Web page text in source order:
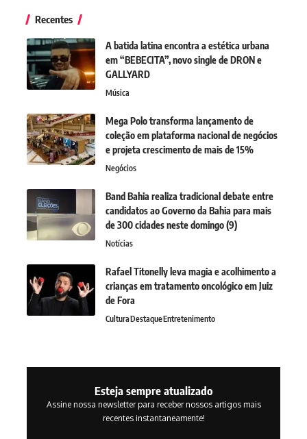
Recentes
A batida latina encontra a estética urbana
em “BEBECITA”, novo single de DRON e
GALLYARD
Música
Mega Polo transforma lançamento de
coleção em plataforma nacional de negócios
e projeta crescimento de mais de 15%
Negócios
Band Bahia realiza tradicional debate entre
candidatos ao Governo da Bahia para mais
de 300 cidades neste domingo (9)
Notícias
Rafael Titonelly leva magia e acolhimento a
crianças em tratamento oncológico em Juiz
de Fora
CulturaDestaqueEntretenimento
Esteja sempre atualizado
Assine nossa newsletter para receber nossos artigos mais
recentes instantaneamente!